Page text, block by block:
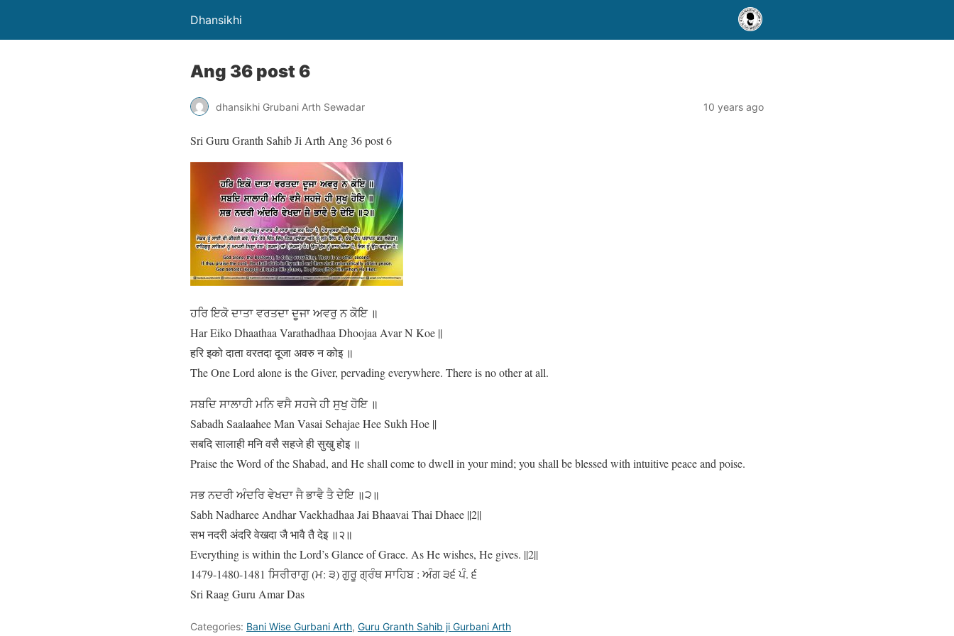
Dhansikhi
Ang 36 post 6
dhansikhi Grubani Arth Sewadar 10 years ago
Sri Guru Granth Sahib Ji Arth Ang 36 post 6
ਹਰਿ ਇਕੋ ਦਾਤਾ ਵਰਤਦਾ ਦੂਜਾ ਅਵਰੁ ਨ ਕੋਇ ॥
Har Eiko Dhaathaa Varathadhaa Dhoojaa Avar N Koe ||
हरि इको दाता वरतदा दूजा अवरु न कोइ ॥
The One Lord alone is the Giver, pervading everywhere. There is no other at all.
ਸਬਦਿ ਸਾਲਾਹੀ ਮਨਿ ਵਸੈ ਸਹਜੇ ਹੀ ਸੁਖੁ ਹੋਇ ॥
Sabadh Saalaahee Man Vasai Sehajae Hee Sukh Hoe ||
सबदि सालाही मनि वसै सहजे ही सुखु होइ ॥
Praise the Word of the Shabad, and He shall come to dwell in your mind; you shall be blessed with intuitive peace and poise.
ਸਭ ਨਦਰੀ ਅੰਦਰਿ ਵੇਖਦਾ ਜੈ ਭਾਵੈ ਤੈ ਦੇਇ ॥੨॥
Sabh Nadharee Andhar Vaekhadhaa Jai Bhaavai Thai Dhaee ||2||
सभ नदरी अंदरि वेखदा जै भावै तै देइ ॥२॥
Everything is within the Lord’s Glance of Grace. As He wishes, He gives. ||2||
1479-1480-1481 ਸਿਰੀਰਾਗੁ (ਮ: ੩) ਗੁਰੂ ਗ੍ਰੰਥ ਸਾਹਿਬ : ਅੰਗ ੩੬ ਪੰ. ੬
Sri Raag Guru Amar Das
Categories: Bani Wise Gurbani Arth, Guru Granth Sahib ji Gurbani Arth